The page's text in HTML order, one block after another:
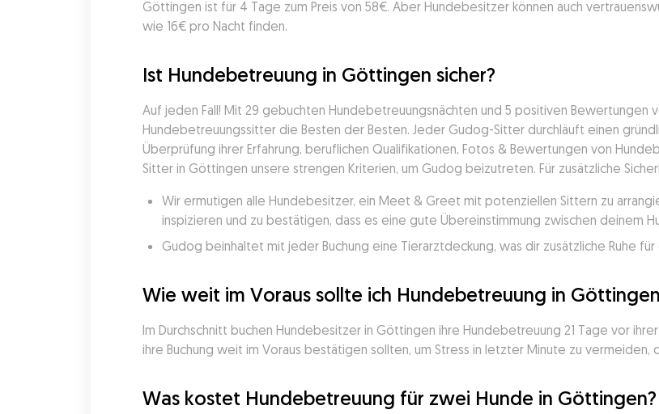
Göttingen ist für 4 Tage zum Preis von 58€. Aber Hundebesitzer können auch
wie 16€ pro Nacht finden.
Ist Hundebetreuung in Göttingen sicher?
Auf jeden Fall! Mit 29 gebuchten Hundebetreuungsnächten und 5 positiven Bewertungen
Hundebetreuungssitter die Besten der Besten. Jeder Gudog-Sitter durchläuft einen
Überprüfung ihrer Erfahrung, beruflichen Qualifikationen, Fotos & Bewertungen von
Sitter in Göttingen unsere strengen Kriterien, um Gudog beizutreten. Für zusätzliche
Wir ermutigen alle Hundebesitzer, ein Meet & Greet mit potenziellen Sittern zu
inspizieren und zu bestätigen, dass es eine gute Übereinstimmung zwischen deinem
Gudog beinhaltet mit jeder Buchung eine Tierarztdeckung, was dir zusätzliche Ruhe
Wie weit im Voraus sollte ich Hundebetreuung in
Im Durchschnitt buchen Hundebesitzer in Göttingen ihre Hundebetreuung 21 Tage vor
ihre Buchung weit im Voraus bestätigen sollten, um Stress in letzter Minute zu vermeiden,
Was kostet Hundebetreuung für zwei Hunde in Göttingen?